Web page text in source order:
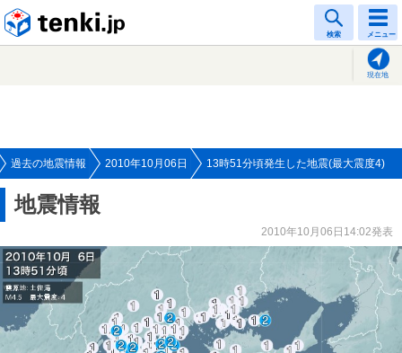
検索 メニュー
現在地
過去の地震情報 2010年10月06日 13時51分頃発生した地震(最大震度4)
地震情報
2010年10月06日14:02発表